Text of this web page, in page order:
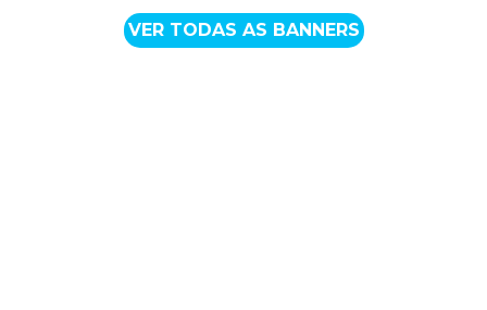
VER TODAS AS BANNERS